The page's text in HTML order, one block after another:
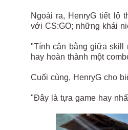
Ngoài ra, HenryG tiết lộ
với CS:GO; những khái
"Tính cân bằng giữa skill
hay hoàn thành một
Cuối cùng, HenryG cho
"Đây là tựa game hay